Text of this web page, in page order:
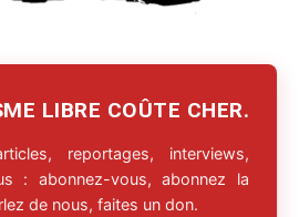
LIBRE COÛTE CHER.
reportages, interviews,
: abonnez-vous, abonnez la
de nous, faites un don.